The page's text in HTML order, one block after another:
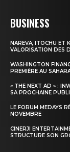
BUSINESS
NAREVA, ITOCHU ET
VALORISATION DES
WASHINGTON
PREMIÈRE AU
« THE NEXT AD » :
SA PROCHAINE
LE FORUM MEDAYS
NOVEMBRE
CINERJI
STRUCTURE SON